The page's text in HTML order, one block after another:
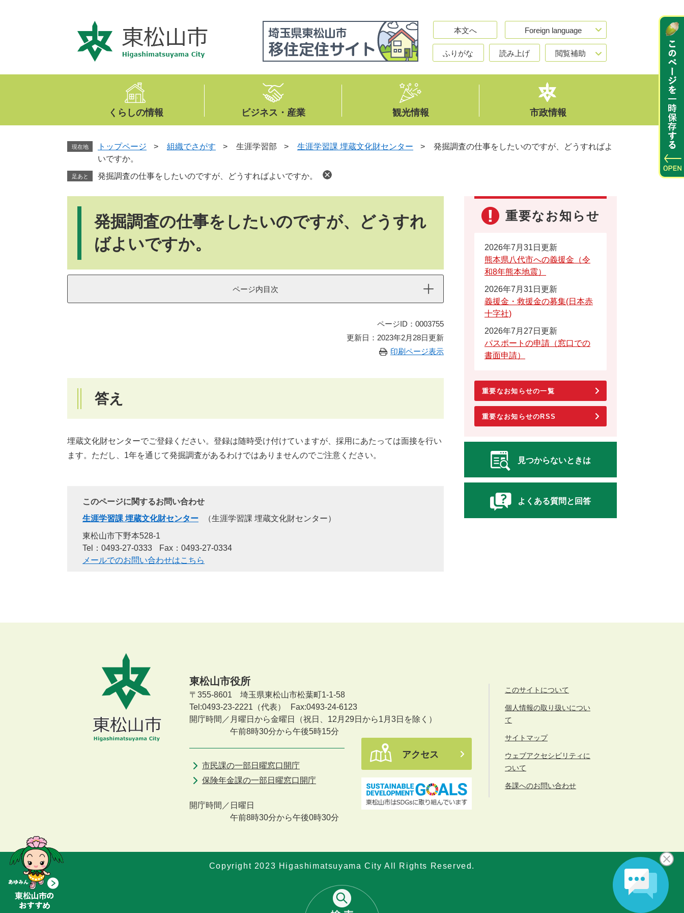
文
本文へ Foreign language
ふりがな 読み上げ 閲覧補助
くらしの情報 ビジネス・産業 観光情報 市政情報
現在地 トップページ > 組織でさがす > 生涯学習部 > 生涯学習課 埋蔵文化財センター >
発掘調査の仕事をしたいのですが、どうすればよ
いですか。
足あと 発掘調査の仕事をしたいのですが、どうすればよいですか。
発掘調査の仕事をしたいのですが、どうすれ
ばよいですか。
ページ内目次
ページID：0003755
更新日：2023年2月28日更新
印刷ページ表示
答え
埋蔵文化財センターでご登録ください。登録は随時受け付けていますが、採用にあたっては面接を行い
ます。ただし、1年を通じて発掘調査があるわけではありませんのでご注意ください。
このページに関するお問い合わせ
生涯学習課 埋蔵文化財センター
生涯学習課 埋蔵文化財センター
東松山市下野本528-1
Tel：0493-27-0333
Fax：0493-27-0334
メールでのお問い合わせはこちら
重要なお知らせ
2026年7月31日更新
熊本県八代市への義援金（令
和8年熊本地震）
2026年7月31日更新
義援金・救援金の募集(日本赤
十字社)
2026年7月27日更新
パスポートの申請（窓口での
書面申請）
重要なお知らせの一覧
重要なお知らせのRSS
見つからないときは
よくある質問と回答
東松山市役所
〒355-8601 埼玉県東松山市松葉町1-1-58
Tel:0493-23-2221（代表）
Fax:0493-24-6123
開庁時間／月曜日から金曜日
（祝日、12月29日から1月3日を除く）
午前8時30分から午後5時15分
市民課の一部日曜窓口開庁
保険年金課の一部日曜窓口開庁
開庁時間／ 日曜日
午前8時30分から午後0時30分
アクセス
このサイトについて
個人情報の取り扱いについ
て
サイトマップ
ウェブアクセシビリティに
ついて
各課へのお問い合わせ
Copyright 2023 Higashimatsuyama City All Rights Reserved.